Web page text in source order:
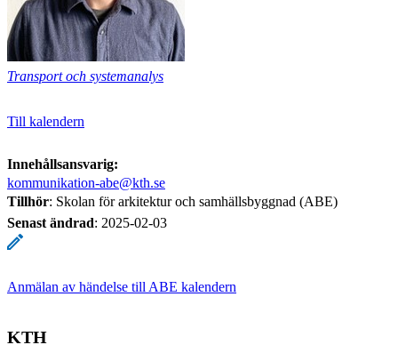
Transport och systemanalys
Till kalendern
Innehållsansvarig:
kommunikation-abe@kth.se
Tillhör: Skolan för arkitektur och samhällsbyggnad (ABE)
Senast ändrad: 2025-02-03
Anmälan av händelse till ABE kalendern
KTH